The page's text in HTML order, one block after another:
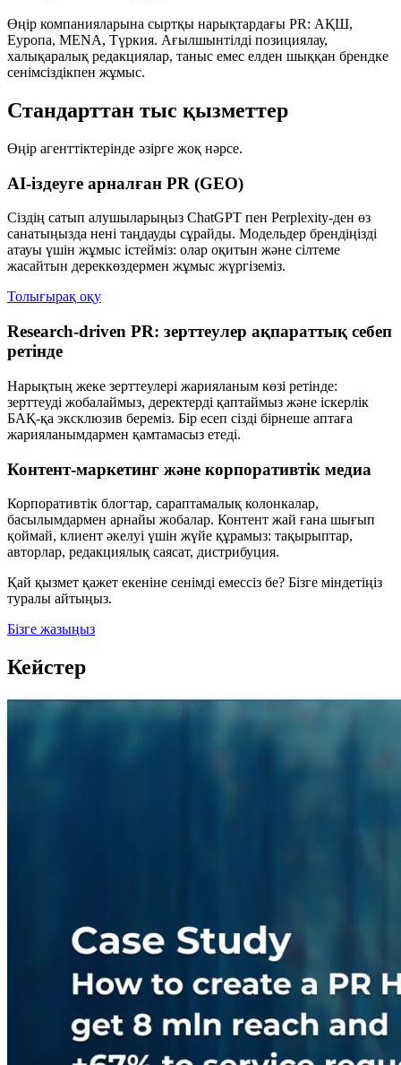
Өңір компанияларына сыртқы нарықтардағы PR: АҚШ,
Еуропа, MENA, Түркия. Ағылшынтілді позициялау,
халықаралық редакциялар, таныс емес елден шыққан брендке
сенімсіздікпен жұмыс.
Стандарттан тыс қызметтер
Өңір агенттіктерінде әзірге жоқ нәрсе.
AI-іздеуге арналған PR (GEO)
Сіздің сатып алушыларыңыз ChatGPT пен Perplexity-ден өз
санатыңызда нені таңдауды сұрайды. Модельдер брендіңізді
атауы үшін жұмыс істейміз: олар оқитын және сілтеме
жасайтын дереккөздермен жұмыс жүргіземіз.
Толығырақ оқу
Research-driven PR: зерттеулер ақпараттық себеп
ретінде
Нарықтың жеке зерттеулері жарияланым көзі ретінде:
зерттеуді жобалаймыз, деректерді қаптаймыз және іскерлік
БАҚ-қа эксклюзив береміз. Бір есеп сізді бірнеше аптаға
жарияланымдармен қамтамасыз етеді.
Контент-маркетинг және корпоративтік медиа
Корпоративтік блогтар, сараптамалық колонкалар,
басылымдармен арнайы жобалар. Контент жай ғана шығып
қоймай, клиент әкелуі үшін жүйе құрамыз: тақырыптар,
авторлар, редакциялық саясат, дистрибуция.
Қай қызмет қажет екеніне сенімді емессіз бе? Бізге міндетіңіз
туралы айтыңыз.
Бізге жазыңыз
Кейстер